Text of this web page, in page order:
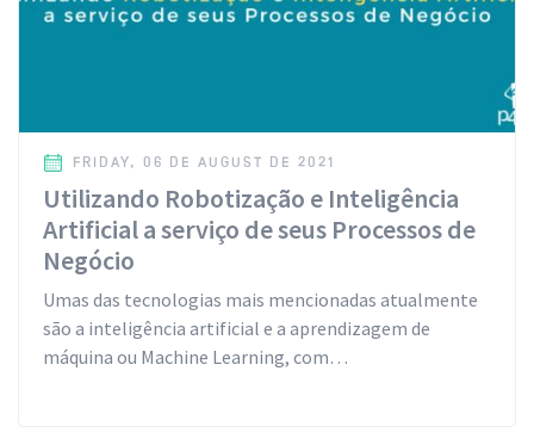
FRIDAY, 06 DE AUGUST DE 2021
Utilizando Robotização e Inteligência
Artificial a serviço de seus Processos de
Negócio
Umas das tecnologias mais mencionadas atualmente
são a inteligência artificial e a aprendizagem de
máquina ou Machine Learning, com…